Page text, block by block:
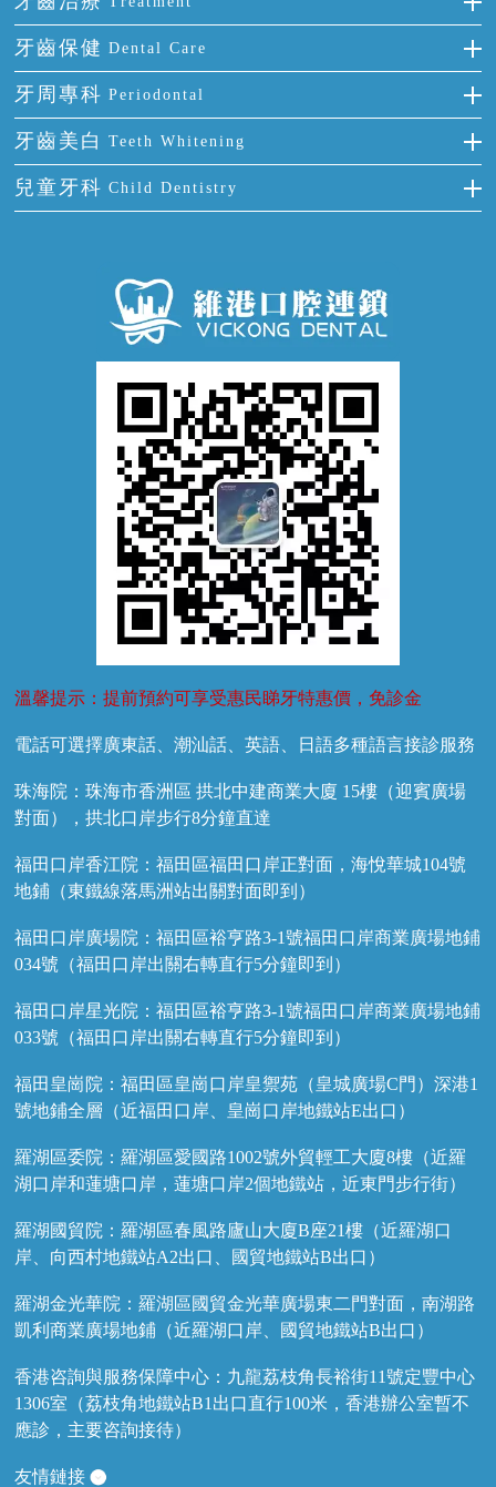
多顆牙缺失
半口缺失
全口缺失
牙齒擁擠
牙齒前突
牙齒稀疏
烤瓷牙
氟斑牙
四環素牙
活動假牙
牙貼面
補牙
智齒
根管治療
拔牙
牙痛
牙齒保健 Dental Care
正確刷牙
全國愛牙日
預防牙病
牙科通識
牙周專科 Periodontal
牙周炎
牙齦出血
牙齦炎
牙齦萎縮
牙齒美白 Teeth Whitening
冷光美白
兒童牙科 Child Dentistry
溫馨提示：提前預約可享受惠民睇牙特惠價，免診金
電話可選擇廣東話、潮汕話、英語、日語多種語言接診服務
珠海院：珠海市香洲區 拱北中建商業大廈 15樓（迎賓廣場
對面），拱北口岸步行8分鐘直達
福田口岸香江院：福田區福田口岸正對面，海悅華城104號
地鋪（東鐵線落馬洲站出關對面即到）
福田口岸廣場院：福田區裕亨路3-1號福田口岸商業廣場地鋪
034號（福田口岸出關右轉直行5分鐘即到）
福田口岸星光院：福田區裕亨路3-1號福田口岸商業廣場地鋪
033號（福田口岸出關右轉直行5分鐘即到）
福田皇崗院：福田區皇崗口岸皇禦苑（皇城廣場C門）深港1
號地鋪全層（近福田口岸、皇崗口岸地鐵站E出口）
羅湖區委院：羅湖區愛國路1002號外貿輕工大廈8樓（近羅
湖口岸和蓮塘口岸，蓮塘口岸2個地鐵站，近東門步行街）
羅湖國貿院：羅湖區春風路廬山大廈B座21樓（近羅湖口
岸、向西村地鐵站A2出口、國貿地鐵站B出口）
羅湖金光華院：羅湖區國貿金光華廣場東二門對面，南湖路
凱利商業廣場地鋪（近羅湖口岸、國貿地鐵站B出口）
香港咨詢與服務保障中心：九龍荔枝角長裕街11號定豐中心
1306室（荔枝角地鐵站B1出口直行100米，香港辦公室暫不
應診，主要咨詢接待）
友情鏈接